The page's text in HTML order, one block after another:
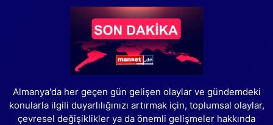
Almanya'da her geçen gün gelişen olaylar ve gündemdeki
konularla ilgili duyarlılığınızı artırmak için, toplumsal olaylar,
çevresel değişiklikler ya da önemli gelişmeler hakkında